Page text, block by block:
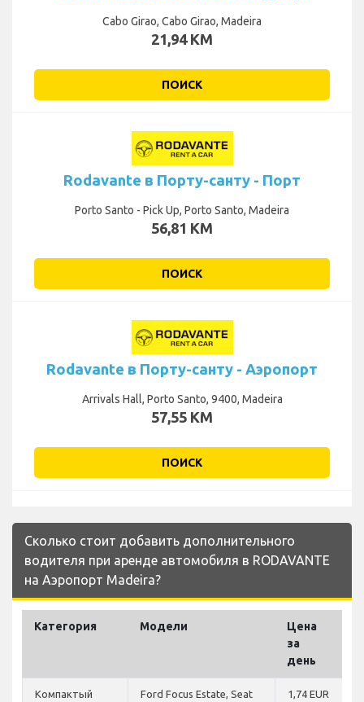
Cabo Girao, Cabo Girao, Madeira
21,94 KM
ПОИСК
Rodavante в Порту-санту - Порт
Porto Santo - Pick Up, Porto Santo, Madeira
56,81 KM
ПОИСК
Rodavante в Порту-санту - Аэропорт
Arrivals Hall, Porto Santo, 9400, Madeira
57,55 KM
ПОИСК
Сколько стоит добавить дополнительного
водителя при аренде автомобиля в RODAVANTE
на Аэропорт Madeira?
Категория Модели
Цена
за
день
Компактый
Ford Focus Estate, Seat
1,74 EUR